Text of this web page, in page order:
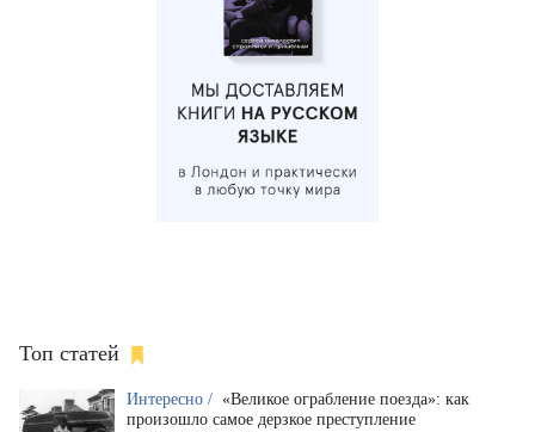
Топ статей
Интересно / «Великое ограбление поезда»: как
произошло самое дерзкое преступление